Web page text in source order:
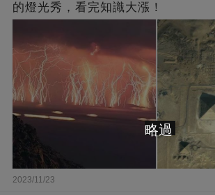
的燈光秀，看完知識大漲！
2023/11/23
略過